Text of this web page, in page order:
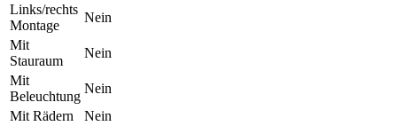
Links/rechts
Montage
Nein
Mit
Stauraum
Nein
Mit
Beleuchtung
Nein
Mit Rädern
Nein